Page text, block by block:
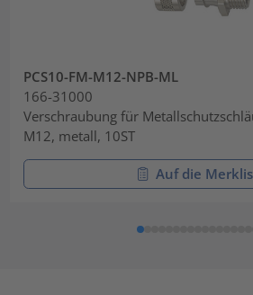
PCS10-FM-M12-NPB-ML
166-31000
Verschraubung für
M12, metall, 10ST
Auf die